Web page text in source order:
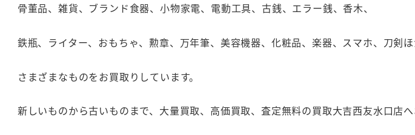
骨董品、雑貨、ブランド食器、小物家電、電動工具、古銭、エラー銭、香木、
鉄瓶、ライター、おもちゃ、勲章、万年筆、美容機器、化粧品、楽器、スマホ、刀剣
さまざまなものをお買取りしています。
新しいものから古いものまで、大量買取、高価買取、査定無料の買取大吉西友水口店